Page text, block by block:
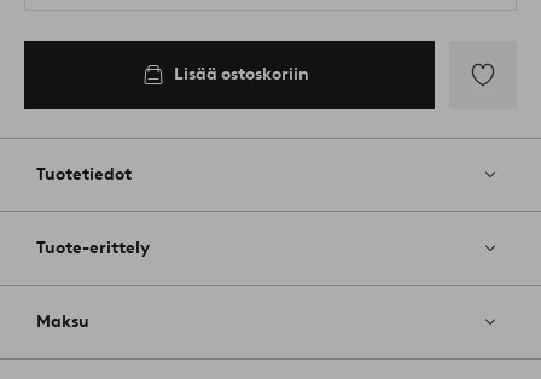
Lisää ostoskoriin
Tuotetiedot
Tuote-erittely
Maksu